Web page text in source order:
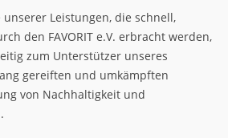
Leistungen, die schnell,
den FAVORIT e.V. erbracht werden,
zum Unterstützer unseres
gereiften und umkämpften
von Nachhaltigkeit und